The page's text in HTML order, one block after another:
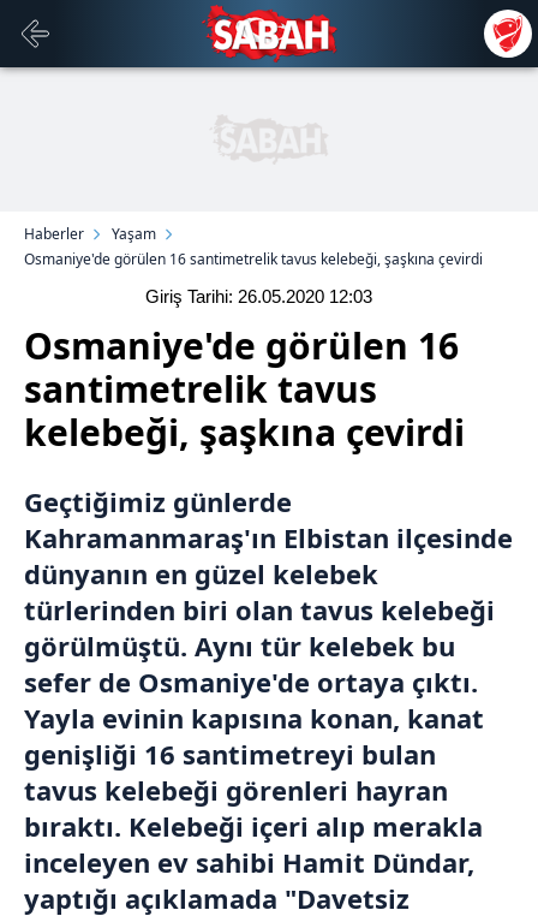
Haberler
Yaşam
Osmaniye'de görülen 16 santimetrelik tavus kelebeği, şaşkına çevirdi
Giriş Tarihi: 26.05.2020 12:03
Osmaniye'de görülen 16
santimetrelik tavus
kelebeği, şaşkına çevirdi
Geçtiğimiz günlerde
Kahramanmaraş'ın Elbistan ilçesinde
dünyanın en güzel kelebek
türlerinden biri olan tavus kelebeği
görülmüştü. Aynı tür kelebek bu
sefer de Osmaniye'de ortaya çıktı.
Yayla evinin kapısına konan, kanat
genişliği 16 santimetreyi bulan
tavus kelebeği görenleri hayran
bıraktı. Kelebeği içeri alıp merakla
inceleyen ev sahibi Hamit Dündar,
yaptığı açıklamada "Davetsiz